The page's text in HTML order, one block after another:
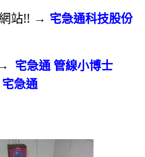
站!! → 宅急通科技股份
宅急通 管線小博士
宅急通